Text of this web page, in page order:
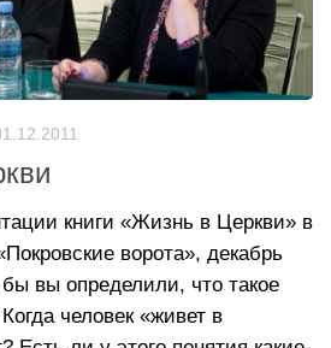
книги «Жизнь в Церкви» в
ворота», декабрь
вы определили, что такое
человек «живет в